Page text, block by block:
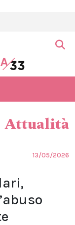
Attualità
13/05/2026